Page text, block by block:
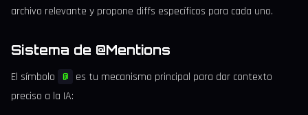
archivo relevante y propone diffs específicos para cada uno.
Sistema de @Mentions
El símbolo @
es tu mecanismo principal para dar contexto
preciso a la IA: